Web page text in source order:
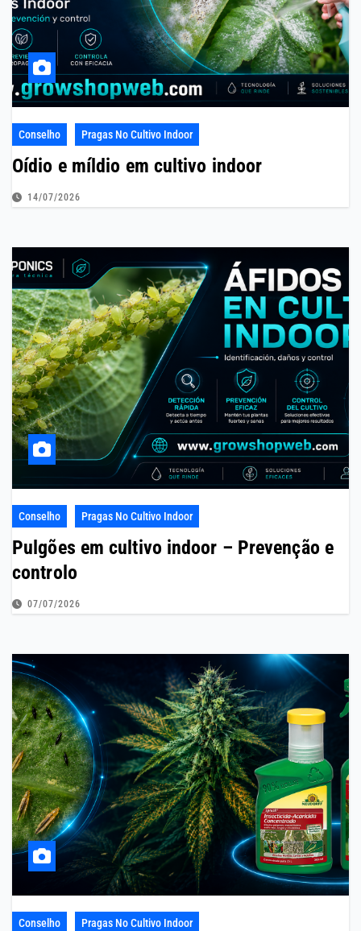
Conselho Pragas No Cultivo Indoor
Oídio e míldio em cultivo indoor
14/07/2026
Conselho Pragas No Cultivo Indoor
Pulgões em cultivo indoor – Prevenção e
controlo
07/07/2026
Conselho Pragas No Cultivo Indoor